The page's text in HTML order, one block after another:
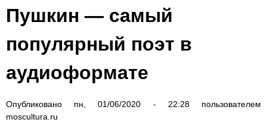
Пушкин — самый
популярный поэт в
аудиоформате
Опубликовано пн, 01/06/2020 - 22:28пользователем
moscultura.ru